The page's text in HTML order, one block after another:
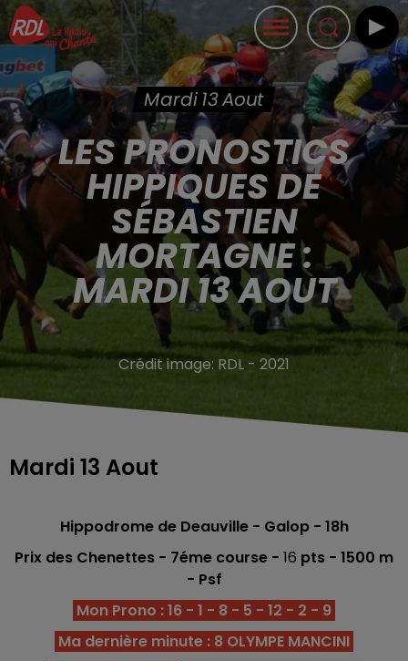
Mardi 13 Aout
LES PRONOSTICS
HIPPIQUES DE
SÉBASTIEN
MORTAGNE :
MARDI 13 AOUT
Crédit image: RDL - 2021
Mardi 13 Aout
Hippodrome de Deauville - Galop - 18h
Prix des Chenettes - 7éme course - 16 pts - 1500 m
- Psf
Mon Prono : 16 - 1 - 8 - 5 - 12 - 2 - 9
Ma dernière minute : 8 OLYMPE MANCINI